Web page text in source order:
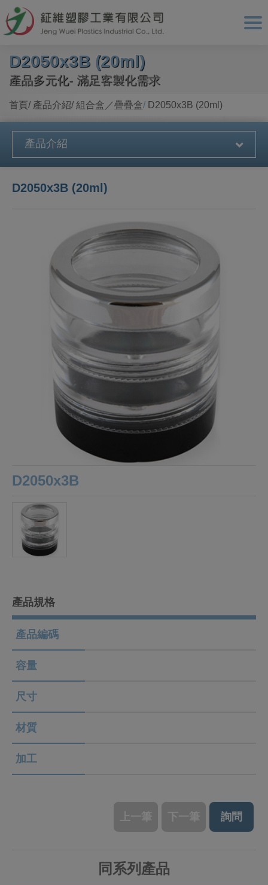
D2050x3B (20ml)
產品多元化- 滿足客製化需求
首頁 產品介紹 組合盒／疊疊盒 D2050x3B (20ml)
產品介紹
D2050x3B (20ml)
D2050x3B
產品規格
產品編碼
容量
尺寸
材質
加工
上一筆 下一筆 詢問
同系列產品
Cookie管理面板